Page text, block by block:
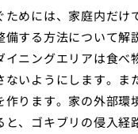
ためには、家庭内だ
する方法について解
イニングエリアは食
ないようにします。
作ります。家の外部
と、ゴキブリの侵入